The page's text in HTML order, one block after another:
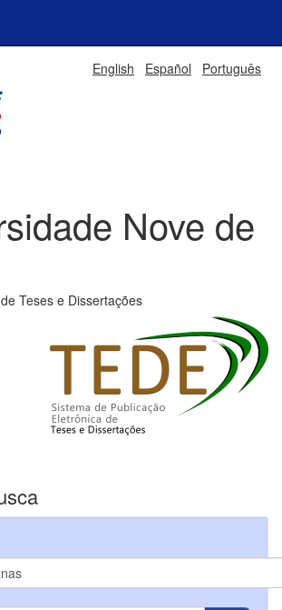
English Español Português
Nove de
Teses e Dissertações